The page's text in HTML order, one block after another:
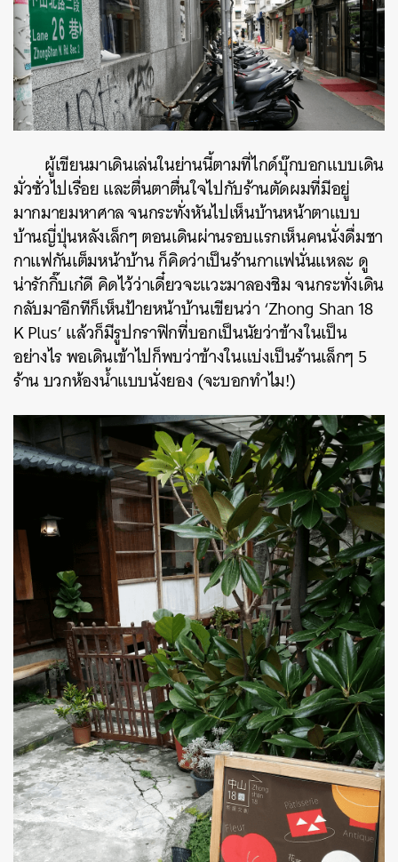
ผู้เขียนมาเดินเล่นในย่านนี้ตามที่ไกด์บุ๊กบอกแบบเดิน
มั่วซั่วไปเรื่อย และตื่นตาตื่นใจไปกับร้านตัดผมที่มีอยู่
มากมายมหาศาล จนกระทั่งหันไปเห็นบ้านหน้าตาแบบ
บ้านญี่ปุ่นหลังเล็กๆ ตอนเดินผ่านรอบแรกเห็นคนนั่งดื่มชา
กาแฟกันเต็มหน้าบ้าน ก็คิดว่าเป็นร้านกาแฟนั่นแหละ ดู
น่ารักกิ๊บเก๋ดี คิดไว้ว่าเดี๋ยวจะแวะมาลองชิม จนกระทั่งเดิน
กลับมาอีกทีก็เห็นป้ายหน้าบ้านเขียนว่า ‘Zhong Shan 18
K Plus’ แล้วก็มีรูปกราฟิกที่บอกเป็นนัยว่าข้างในเป็น
อย่างไร พอเดินเข้าไปก็พบว่าข้างในแบ่งเป็นร้านเล็กๆ 5
ร้าน บวกห้องน้ำแบบนั่งยอง (จะบอกทำไม!)